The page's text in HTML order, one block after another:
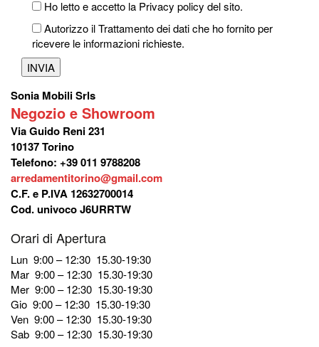
Ho letto e accetto la Privacy policy del sito.
Autorizzo il Trattamento dei dati che ho fornito per
ricevere le informazioni richieste.
Sonia Mobili Srls
Negozio e Showroom
Via Guido Reni 231
10137 Torino
Telefono: +39 011 9788208
arredamentitorino@gmail.com
C.F. e P.IVA 12632700014
Cod. univoco J6URRTW
Orari di Apertura
Lun 9:00 – 12:30 15.30-19:30
Mar 9:00 – 12:30 15.30-19:30
Mer 9:00 – 12:30 15.30-19:30
Gio 9:00 – 12:30 15.30-19:30
Ven 9:00 – 12:30 15.30-19:30
Sab 9:00 – 12:30 15.30-19:30